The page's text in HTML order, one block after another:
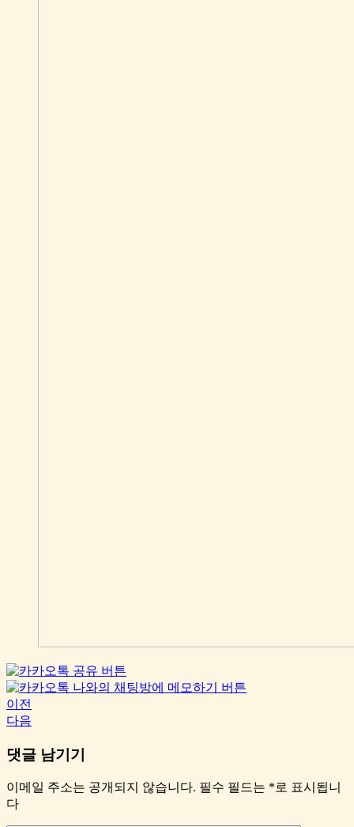
이전
다음
댓글 남기기
이메일 주소는 공개되지 않습니다. 필수 필드는 *로 표시됩니
다